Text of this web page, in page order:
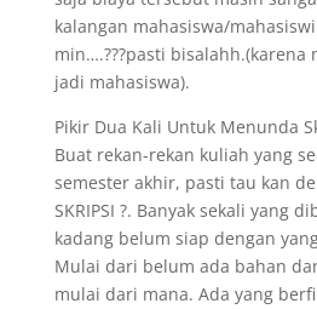
kalangan mahasiswa/
min….???pasti
jadi mahasiswa).
Pikir Dua Kali Untuk Menunda
Buat rekan-rekan kuliah yang
semester akhir, pasti tau kan
SKRIPSI ?. Banyak sekali yang
kadang belum siap dengan
Mulai dari belum ada bahan
mulai dari mana. Ada yang